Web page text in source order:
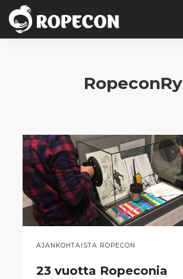
MEDIALLE
BLOGI
OTA YHTEYTTÄ
SEARCH
RopeconRy
AJANKOHTAISTA ROPECON
23 vuotta Ropeconia